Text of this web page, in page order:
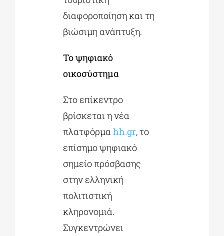
διαφοροποίηση και τη
βιώσιμη ανάπτυξη.
Το ψηφιακό
οικοσύστημα
Στο επίκεντρο
βρίσκεται η νέα
πλατφόρμα hh.gr, το
επίσημο ψηφιακό
σημείο πρόσβασης
στην ελληνική
πολιτιστική
κληρονομιά.
Συγκεντρώνει